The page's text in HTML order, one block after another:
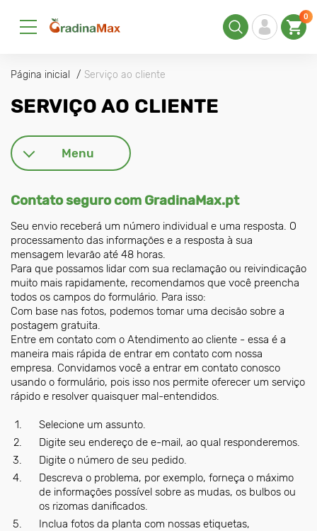
0
Página inicial Serviço ao cliente
SERVIÇO AO CLIENTE
Menu
Contato seguro com GradinaMax.pt
Seu envio receberá um número individual e uma resposta. O
processamento das informações e a resposta à sua
mensagem levarão até 48 horas.
Para que possamos lidar com sua reclamação ou reivindicação
muito mais rapidamente, recomendamos que você preencha
todos os campos do formulário. Para isso:
Com base nas fotos, podemos tomar uma decisão sobre a
postagem gratuita.
Entre em contato com o Atendimento ao cliente - essa é a
maneira mais rápida de entrar em contato com nossa
empresa. Convidamos você a entrar em contato conosco
usando o formulário, pois isso nos permite oferecer um serviço
rápido e resolver quaisquer mal-entendidos.
Selecione um assunto.
Digite seu endereço de e-mail, ao qual responderemos.
Digite o número de seu pedido.
Descreva o problema, por exemplo, forneça o máximo
de informações possível sobre as mudas, os bulbos ou
os rizomas danificados.
Inclua fotos da planta com nossas etiquetas,